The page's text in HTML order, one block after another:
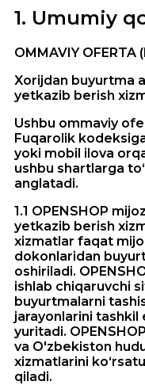
1. Umumiy
OMMAVIY OFERTA
Xorijdan buyurtma
yetkazib berish
Ushbu ommaviy
Fuqarolik
yoki mobil ilova
ushbu shartlarga
anglatadi.
1.1 OPENSHOP
yetkazib berish
xizmatlar faqat
dokonlaridan
oshiriladi.
ishlab chiqaruvchi
buyurtmalarni
jarayonlarini
yuritadi.
va O'zbekiston
xizmatlarini
qiladi.